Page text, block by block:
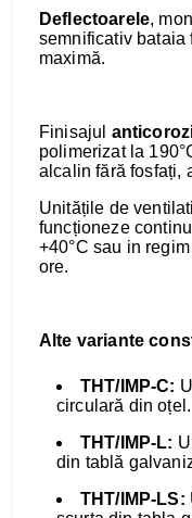
Deflectoarele,
semnificativ bataia
maximă.
Finisajul
polimerizat la
alcalin fără fosfați,
Unitățile de
funcționeze
+40°C sau in
ore.
Alte variante
THT/IMP-C:
circulară din oțel.
THT/IMP-L:
din tablă
THT/IMP-LS: